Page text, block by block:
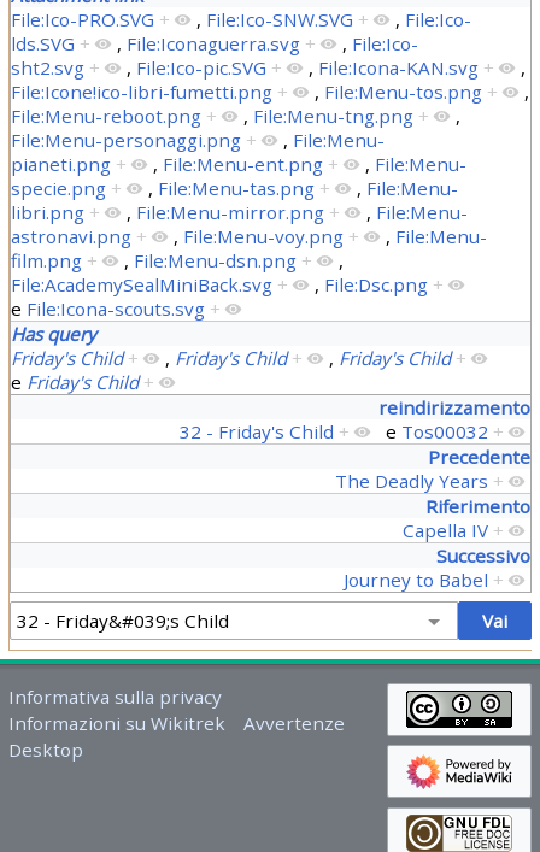
File:Ico-PRO.SVG + , File:Ico-SNW.SVG + , File:Ico-
lds.SVG + , File:Iconaguerra.svg + , File:Ico-
sht2.svg + , File:Ico-pic.SVG + , File:Icona-KAN.svg +
,
File:Icone!ico-libri-fumetti.png + , File:Menu-tos.png +
,
File:Menu-reboot.png + , File:Menu-tng.png +
,
File:Menu-personaggi.png + , File:Menu-
pianeti.png + , File:Menu-ent.png + , File:Menu-
specie.png + , File:Menu-tas.png + , File:Menu-
libri.png + , File:Menu-mirror.png + , File:Menu-
astronavi.png + , File:Menu-voy.png + , File:Menu-
film.png + , File:Menu-dsn.png +
,
File:AcademySealMiniBack.svg + , File:Dsc.png +
e File:Icona-scouts.svg +
Has query
Friday's Child + , Friday's Child + , Friday's Child +
e Friday's Child +
reindirizzamento
32 - Friday's Child + e Tos00032 +
Precedente
The Deadly Years +
Riferimento
Capella IV +
Successivo
Journey to Babel +
Informativa sulla privacy
Informazioni su Wikitrek
Avvertenze
Desktop